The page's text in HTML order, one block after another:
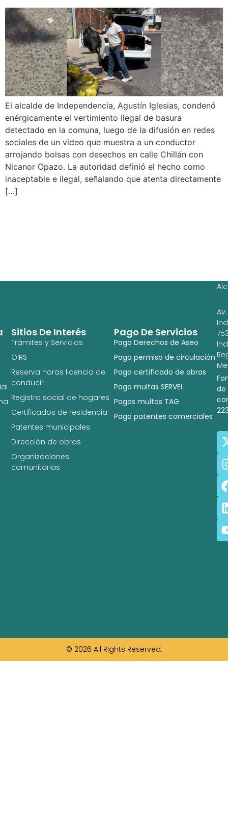
El alcalde de Independencia, Agustín Iglesias, condenó
enérgicamente el vertimiento ilegal de basura
detectado en la comuna, luego de la difusión en redes
sociales de un video que muestra a un conductor
arrojando bolsas con desechos en calle Chillán con
Nicanor Opazo. La autoridad definió el hecho como
inaceptable e ilegal, señalando que atenta directamente
[…]
Pago De Servicios
Pago Derechos de Aseo
Pago permiso de circulación
Pago certificado de obras
Pago multas SERVEL
Pagos multas TAG
Pago patentes comerciales
Sitios De Interés
Trámites y Servicios
OIRS
Reserva horas licencia de
conducir
Registro social de hogares
Certificados de residencia
Patentes municipales
Dirección de obras
Organizaciones
comunitarias
Av.
de
© 2026 All Rights Reserved.